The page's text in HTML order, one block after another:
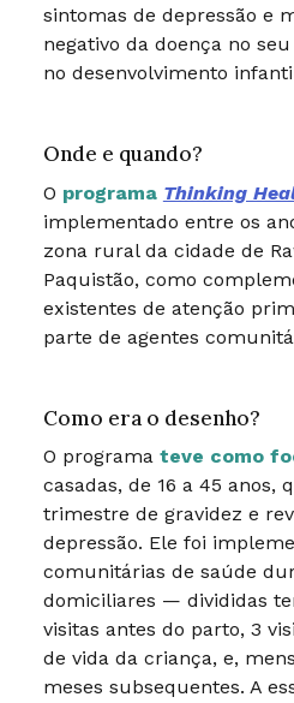
sintomas de depressão e
negativo da doença no
no desenvolvimento
Onde e quando?
O programa Thinking
implementado entre os
zona rural da cidade de
Paquistão, como
existentes de atenção
parte de agentes
Como era o desenho?
O programa teve como
casadas, de 16 a 45 anos,
trimestre de gravidez e
depressão. Ele foi
comunitárias de saúde
domiciliares — divididas
visitas antes do parto, 3
de vida da criança, e,
meses subsequentes. A